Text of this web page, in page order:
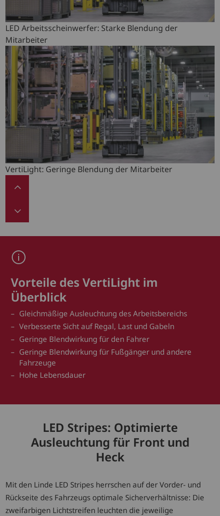
LED Arbeitsscheinwerfer: Starke Blendung der
Mitarbeiter
VertiLight: Geringe Blendung der Mitarbeiter
Vorteile des VertiLight im
Überblick
Gleichmäßige Ausleuchtung des Arbeitsbereichs
Verbesserte Sicht auf Regal, Last und Gabeln
Geringe Blendwirkung für den Fahrer
Geringe Blendwirkung für Fußgänger und andere
Fahrzeuge
Hohe Lebensdauer
LED Stripes: Optimierte
Ausleuchtung für Front und
Heck
Mit den Linde LED Stripes herrschen auf der Vorder- und
Rückseite des Fahrzeugs optimale Sicherverhältnisse: Die
zweifarbigen Lichtstreifen leuchten die jeweilige